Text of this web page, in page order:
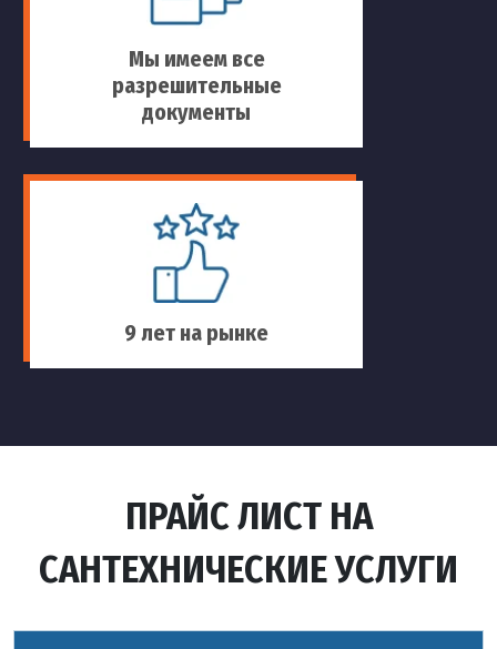
Мы имеем все
разрешительные
документы
9 лет на рынке
ПРАЙС ЛИСТ НА
САНТЕХНИЧЕСКИЕ УСЛУГИ